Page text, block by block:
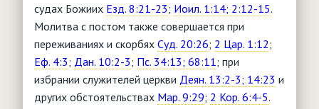
судах Божиих Езд. 8:21-23; Иоил. 1:14; 2:12-15.
Молитва с постом также совершается при
переживаниях и скорбях Суд. 20:26; 2 Цар. 1:12;
Еф. 4:3; Дан. 10:2-3; Пс. 34:13; 68:11; при
избрании служителей церкви Деян. 13:2-3; 14:23 и
других обстоятельствах Мар. 9:29; 2 Кор. 6:4-5.